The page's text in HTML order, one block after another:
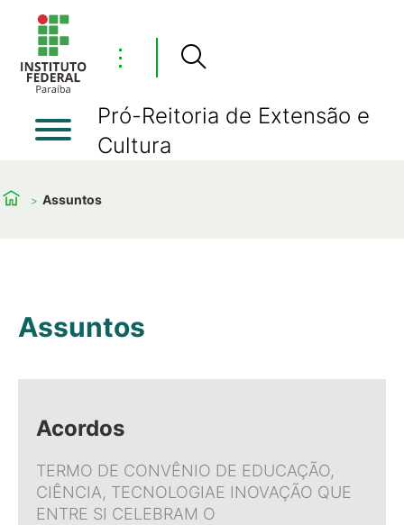
⋮
Pró-Reitoria de Extensão e
Cultura
Assuntos
Assuntos
Acordos
TERMO DE CONVÊNIO DE EDUCAÇÃO,
CIÊNCIA, TECNOLOGIAE INOVAÇÃO QUE
ENTRE SI CELEBRAM O